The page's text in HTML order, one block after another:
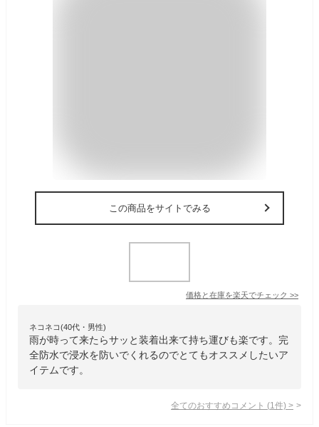
この商品をサイトでみる
価格と在庫を楽天でチェック >>
ネコネコ(40代・男性)
雨が時って来たらサッと装着出来て持ち運びも楽です。完
全防水で浸水を防いでくれるのでとてもオススメしたいア
イテムです。
全てのおすすめコメント (1 件) >